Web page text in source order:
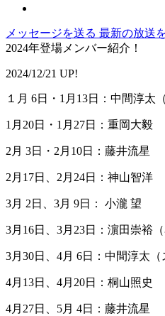
メッセージを送る 最新の放送
2024年登場メンバー紹介！
2024/12/21 UP!
１月 6日・1月13日：中間淳太
1月20日・1月27日：重岡大毅
2月 3日・2月10日：藤井流星
2月17日、2月24日：神山智洋
3月 2日、3月 9日： 小瀧 望
3月16日、3月23日：濵田崇裕
3月30日、4月 6日：中間淳太
4月13日、4月20日：桐山照史
4月27日、5月 4日：藤井流星